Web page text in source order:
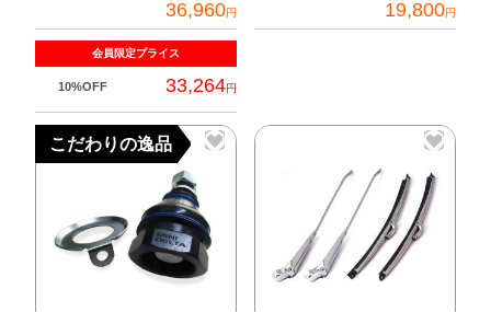
36,960円
会員限定プライス
10%OFF 33,264円
19,800円
こだわりの逸品